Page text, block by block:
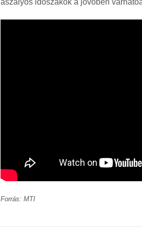
aszályos időszakok a jövőben
Forrás: MTI